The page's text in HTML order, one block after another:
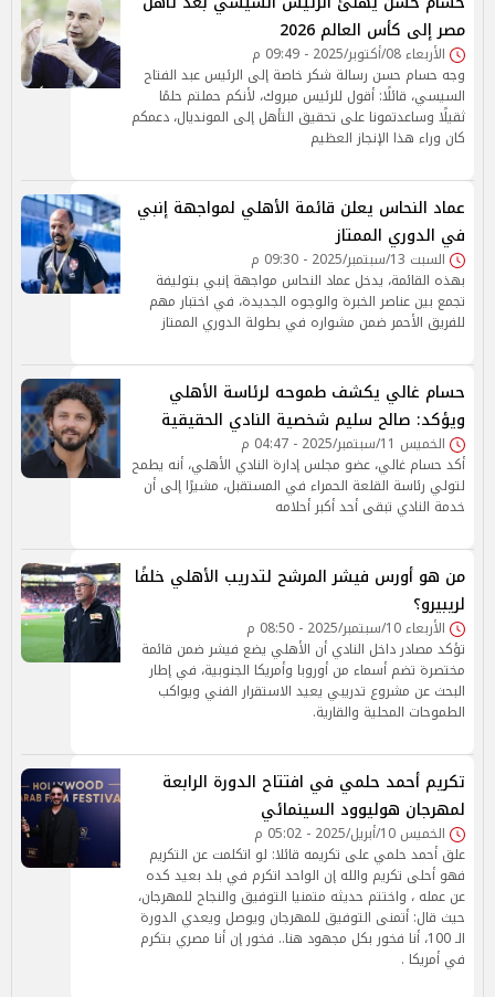
مصر إلى كأس العالم 2026
الأربعاء 08/أكتوبر/2025 - 09:49 م
وجه حسام حسن رسالة شكر خاصة إلى الرئيس عبد الفتاح
السيسي، قائلًا: أقول للرئيس مبروك، لأنكم حملتم حلمًا
ثقيلًا وساعدتمونا على تحقيق التأهل إلى المونديال، دعمكم
كان وراء هذا الإنجاز العظيم
عماد النحاس يعلن قائمة الأهلي لمواجهة إنبي
في الدوري الممتاز
السبت 13/سبتمبر/2025 - 09:30 م
بهذه القائمة، يدخل عماد النحاس مواجهة إنبي بتوليفة
تجمع بين عناصر الخبرة والوجوه الجديدة، في اختبار مهم
للفريق الأحمر ضمن مشواره في بطولة الدوري الممتاز
حسام غالي يكشف طموحه لرئاسة الأهلي
ويؤكد: صالح سليم شخصية النادي الحقيقية
الخميس 11/سبتمبر/2025 - 04:47 م
أكد حسام غالي، عضو مجلس إدارة النادي الأهلي، أنه يطمح
لتولي رئاسة القلعة الحمراء في المستقبل، مشيرًا إلى أن
خدمة النادي تبقى أحد أكبر أحلامه
من هو أورس فيشر المرشح لتدريب الأهلي خلفًا
لريبيرو؟
الأربعاء 10/سبتمبر/2025 - 08:50 م
تؤكد مصادر داخل النادي أن الأهلي يضع فيشر ضمن قائمة
مختصرة تضم أسماء من أوروبا وأمريكا الجنوبية، في إطار
البحث عن مشروع تدريبي يعيد الاستقرار الفني ويواكب
الطموحات المحلية والقارية.
تكريم أحمد حلمي في افتتاح الدورة الرابعة
لمهرجان هوليوود السينمائي
الخميس 10/أبريل/2025 - 05:02 م
علق أحمد حلمي على تكريمه قائلا: لو اتكلمت عن التكريم
فهو أحلى تكريم والله إن الواحد اتكرم في بلد بعيد كده
عن عمله ، واختتم حديثه متمنيا التوفيق والنجاح للمهرجان،
حيث قال: أتمنى التوفيق للمهرجان ويوصل ويعدي الدورة
الـ 100، أنا فخور بكل مجهود هنا.. فخور إن أنا مصري بتكرم
في أمريكا .